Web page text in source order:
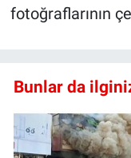
fotoğraflarının
Bunlar da